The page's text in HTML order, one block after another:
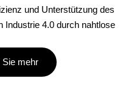
und Unterstützung des
Industrie 4.0 durch nahtlose
Sie mehr